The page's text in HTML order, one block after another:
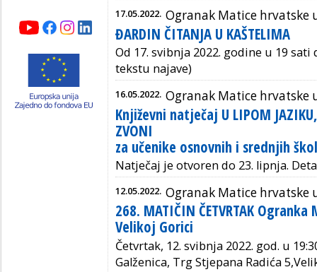
17.05.2022. Ogranak Matice hrvatske
ĐARDIN ČITANJA U KAŠTELIMA
Od 17. svibnja 2022. godine u 19
tekstu najave)
16.05.2022. Ogranak Matice hrvatske
Književni natječaj U LIPOM
ZVONI
za učenike osnovnih i srednjih
Natječaj je otvoren do 23. lipnja.
12.05.2022. Ogranak Matice hrvatske
268. MATIČIN ČETVRTAK
Velikoj Gorici
Četvrtak, 12. svibnja 2022. god. u
Galženica, Trg Stjepana Radića